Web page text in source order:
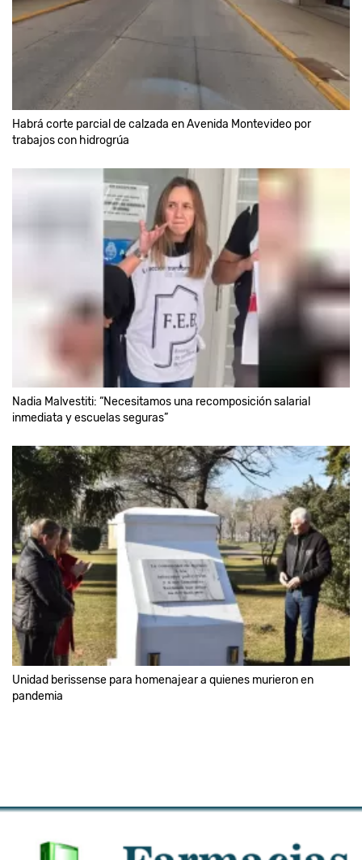
Habrá corte parcial de calzada en Avenida Montevideo por
trabajos con hidrogrúa
Nadia Malvestiti: “Necesitamos una recomposición salarial
inmediata y escuelas seguras”
Unidad berissense para homenajear a quienes murieron en
pandemia